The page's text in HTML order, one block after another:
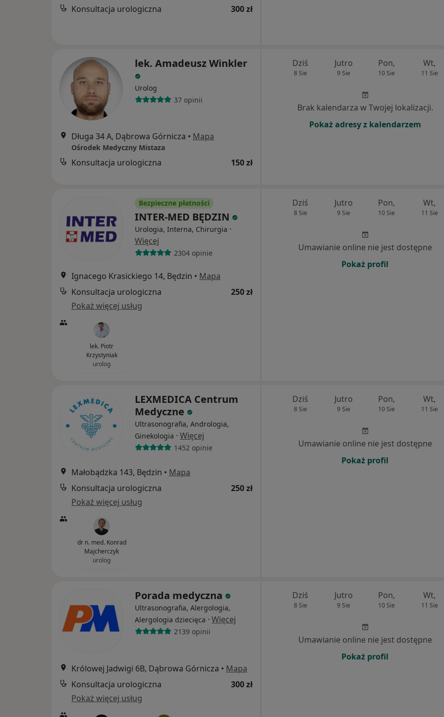
Konsultacja urologiczna 300 zł
lek. Amadeusz Winkler
Urolog
37 opinii
Długa 34 A, Dąbrowa Górnicza • Mapa
Ośrodek Medyczny Mistaza
Konsultacja urologiczna 150 zł
Dziś
8 Sie
Jutro
9 Sie
Pon,
10 Sie
Wt,
11 Sie
Brak kalendarza w Twojej lokalizacji.
Pokaż adresy z kalendarzem
Bezpieczne płatności
INTER-MED BĘDZIN
Urologia, Interna, Chirurgia ·
Więcej
2304 opinie
Ignacego Krasickiego 14, Będzin • Mapa
Konsultacja urologiczna
250 zł
Pokaż więcej usług
lek. Piotr
Krzystyniak
urolog
Dziś
8 Sie
Jutro
9 Sie
Pon,
10 Sie
Wt,
11 Sie
Umawianie online nie jest dostępne
Pokaż profil
LEXMEDICA Centrum
Medyczne
Ultrasonografia, Andrologia,
Ginekologia · Więcej
1452 opinie
Małobądzka 143, Będzin • Mapa
Konsultacja urologiczna
250 zł
Pokaż więcej usług
dr n. med. Konrad
Majcherczyk
urolog
Dziś
8 Sie
Jutro
9 Sie
Pon,
10 Sie
Wt,
11 Sie
Umawianie online nie jest dostępne
Pokaż profil
Porada medyczna
Ultrasonografia, Alergologia,
Alergologia dziecięca · Więcej
2139 opinii
Królowej Jadwigi 6B, Dąbrowa Górnicza • Mapa
Konsultacja urologiczna
300 zł
Pokaż więcej usług
Dziś
8 Sie
Jutro
9 Sie
Pon,
10 Sie
Wt,
11 Sie
Umawianie online nie jest dostępne
Pokaż profil